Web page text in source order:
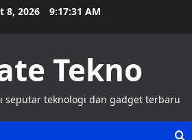
8, 2026 9:17:31 AM
Tekno
seputar teknologi dan gadget terbaru